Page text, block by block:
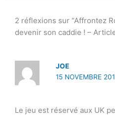
2 réflexions sur “Affrontez
devenir son caddie ! –
JOE
15 NOVEMBRE
Le jeu est réservé aux UK